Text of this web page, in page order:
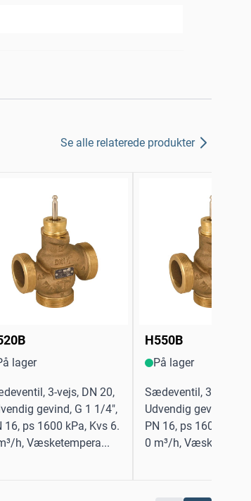
Se alle relaterede produkter
lager
3-vejs, DN 20,
gevind, G 1 1/4",
16, ps 1600 kPa, Kvs 6.
h, Væsketempera...
H550B
På lager
Sædeventil, 3-vejs,
Udvendig gevind, G
PN 16, ps 1600 kPa,
0 m³/h,